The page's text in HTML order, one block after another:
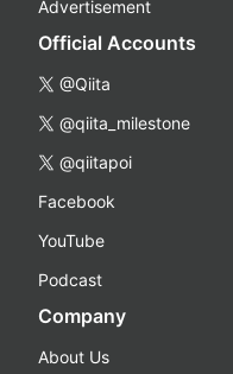
Advertisement
Official Accounts
@Qiita
@qiita_milestone
@qiitapoi
Facebook
YouTube
Podcast
Company
About Us